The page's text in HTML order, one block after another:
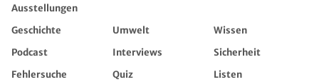
Ausstellungen
Geschichte Umwelt
Wissen
Podcast
Interviews
Sicherheit
Fehlersuche
Quiz
Listen